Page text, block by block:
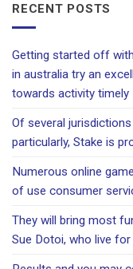
RECENT POSTS
Getting started off
in australia try an
towards activity timely
Of several
particularly, Stake is
Numerous online
of use consumer
They will bring most
Sue Dotoi, who live